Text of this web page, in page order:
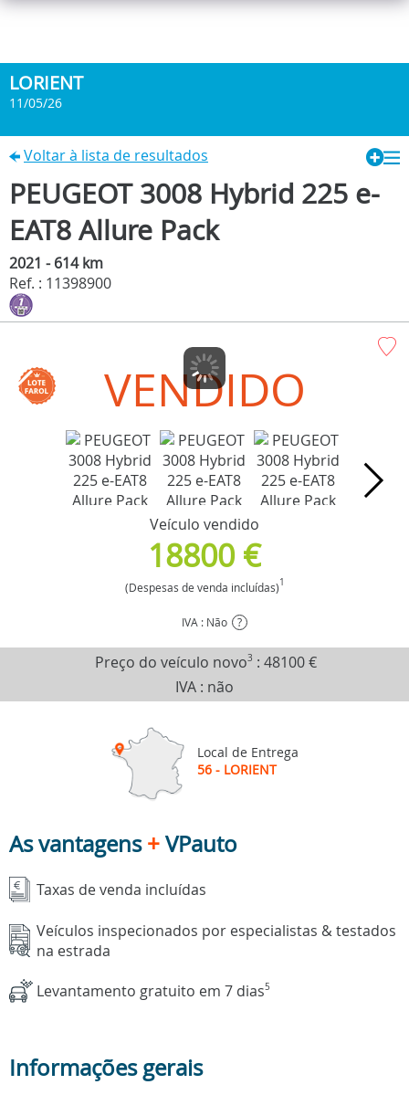
LORIENT
11/05/26
Voltar à lista de resultados
PEUGEOT 3008 Hybrid 225 e-
EAT8 Allure Pack
2021 - 614 km
Ref. : 11398900
VENDIDO
Veículo vendido
18800 €
(Despesas de venda incluídas)1
IVA : Não ?
Preço do veículo novo3 : 48100 €
IVA : não
Local de Entrega
56 - LORIENT
As vantagens+VPauto
Taxas de venda incluídas
Veículos inspecionados por especialistas & testados
na estrada
Levantamento gratuito em 7 dias5
Informações gerais